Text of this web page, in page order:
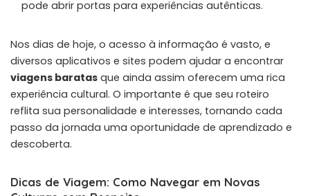
pode abrir portas para experiências autênticas.
Nos dias de hoje, o acesso à informação é vasto, e
diversos aplicativos e sites podem ajudar a encontrar
viagens baratas que ainda assim oferecem uma rica
experiência cultural. O importante é que seu roteiro
reflita sua personalidade e interesses, tornando cada
passo da jornada uma oportunidade de aprendizado e
descoberta.
Dicas de Viagem: Como Navegar em Novas